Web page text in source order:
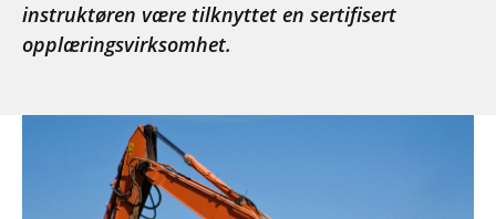
instruktøren være tilknyttet en sertifisert
opplæringsvirksomhet.